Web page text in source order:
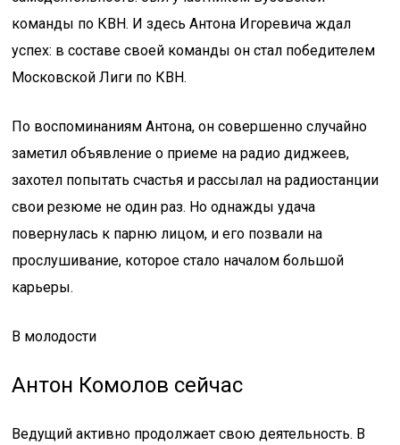
команды по КВН. И здесь Антона Игоревича ждал
успех: в составе своей команды он стал победителем
Московской Лиги по КВН.
По воспоминаниям Антона, он совершенно случайно
заметил объявление о приеме на радио диджеев,
захотел попытать счастья и рассылал на радиостанции
свои резюме не один раз. Но однажды удача
повернулась к парню лицом, и его позвали на
прослушивание, которое стало началом большой
карьеры.
В молодости
Антон Комолов сейчас
Ведущий активно продолжает свою деятельность. В